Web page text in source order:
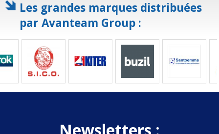
Les grandes marques distribuées
par Avanteam Group :